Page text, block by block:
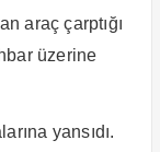
araç çarptığı
üzerine
yansıdı.